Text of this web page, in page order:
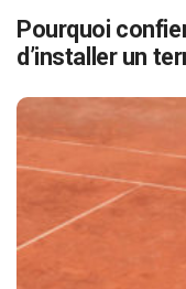
Pourquoi
d’installer un